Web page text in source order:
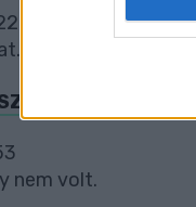
web or
nem volt.